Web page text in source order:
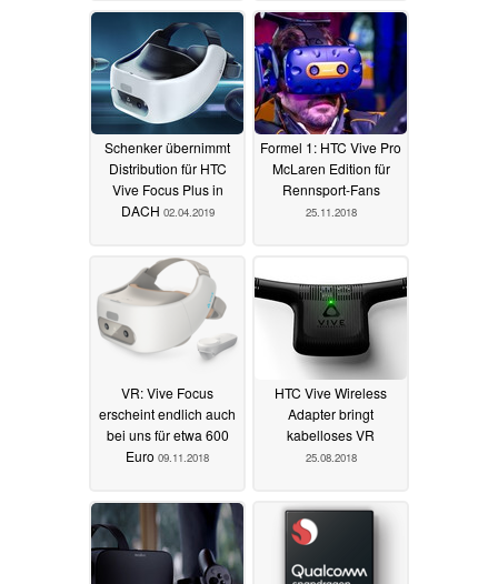
07.09.2022
Schenker übernimmt
Distribution für HTC
Vive Focus Plus in
DACH 02.04.2019
Formel 1: HTC Vive Pro
McLaren Edition für
Rennsport-Fans
25.11.2018
VR: Vive Focus
erscheint endlich auch
bei uns für etwa 600
Euro 09.11.2018
HTC Vive Wireless
Adapter bringt
kabelloses VR
25.08.2018